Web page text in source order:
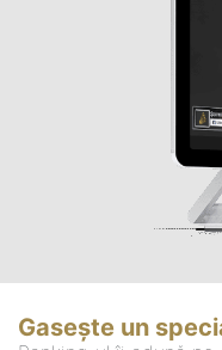
Gasește un